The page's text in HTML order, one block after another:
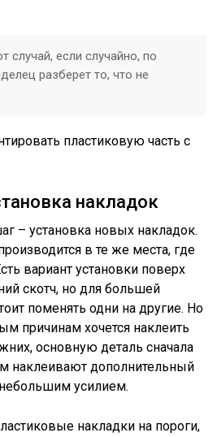
случай, если случайно, по
разберет то, что не
пластиковую часть с
накладок
– установка новых накладок.
в те же места, где
вариант установки поверх
скотч, но для большей
поменять одни на другие. Но
причинам хочется наклеить
основную деталь сначала
наклеивают дополнительный
усилием.
накладки на пороги,